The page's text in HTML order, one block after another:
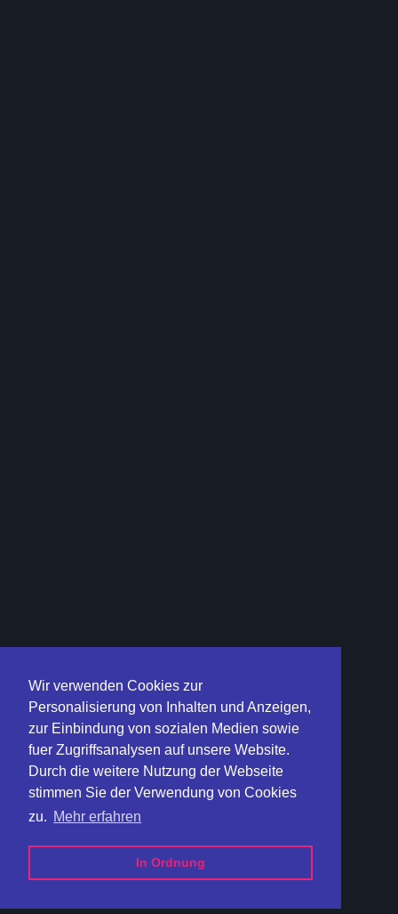
Wir verwenden Cookies zur
Personalisierung von Inhalten und Anzeigen,
zur Einbindung von sozialen Medien sowie
fuer Zugriffsanalysen auf unsere Website.
Durch die weitere Nutzung der Webseite
stimmen Sie der Verwendung von Cookies
zu. Mehr erfahren
In Ordnung